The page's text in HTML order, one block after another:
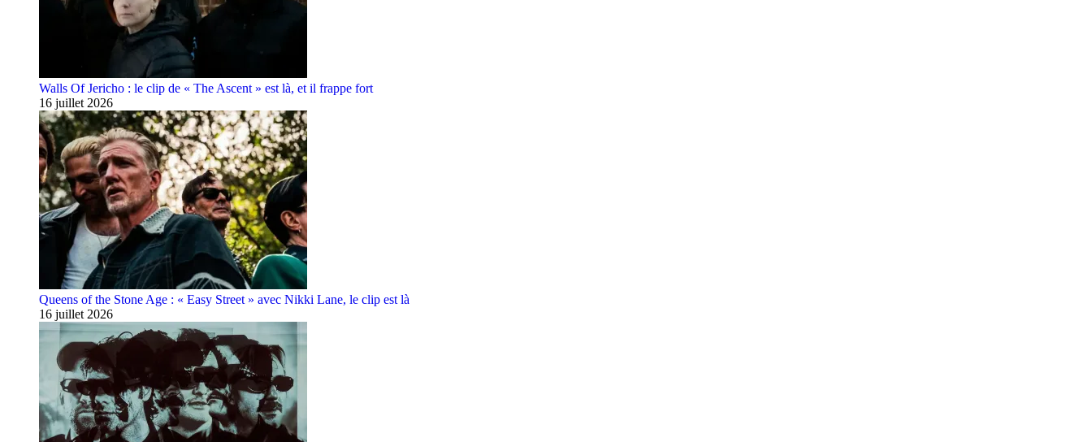
Walls Of Jericho : le clip de « The Ascent » est là, et il frappe fort
16 juillet 2026
Queens of the Stone Age : « Easy Street » avec Nikki Lane, le clip est là
16 juillet 2026